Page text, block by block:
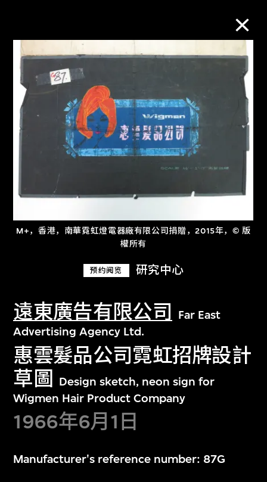
M+，香港，南華霓虹燈電器廠有限公司捐贈，2015年，© 版
權所有
预约阅览 研究中心
遠東廣告有限公司
Far East
Advertising Agency Ltd.
惠雲髮品公司霓虹招牌設計
草圖
Design sketch, neon sign for
Wigmen Hair Product Company
1966年6月1日
Manufacturer's reference number: 87G
M+藏品
进一步筛选 搜索
关于M+藏品
探索世界顶级的二十及二十一世纪视觉